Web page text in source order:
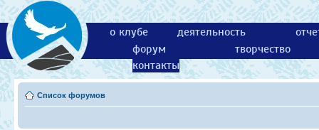
о клубе деятельность
форум
творчество
контакты
Список форумов